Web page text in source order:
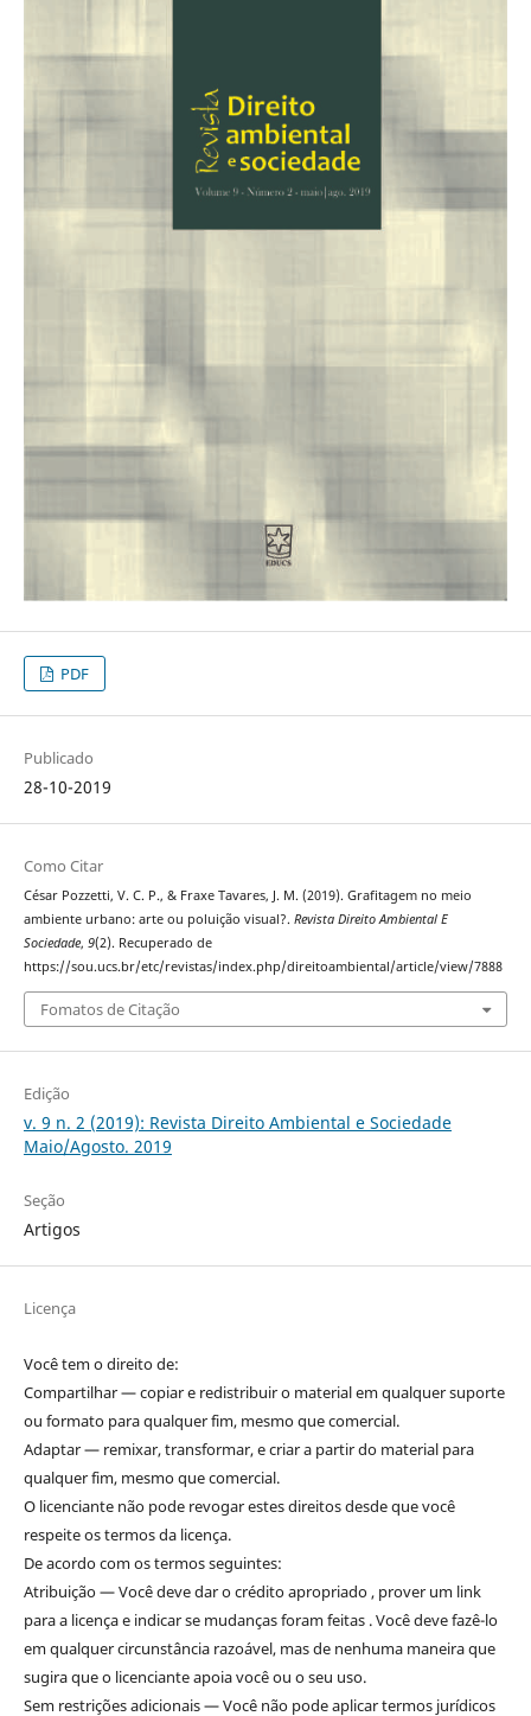
PDF
Publicado
28-10-2019
Como Citar
César Pozzetti, V. C. P., & Fraxe Tavares, J. M. (2019). Grafitagem no meio
ambiente urbano: arte ou poluição visual?. Revista Direito Ambiental E
Sociedade, 9(2). Recuperado de
https://sou.ucs.br/etc/revistas/index.php/direitoambiental/article/view/7888
Fomatos de Citação
Edição
v. 9 n. 2 (2019): Revista Direito Ambiental e Sociedade
Maio/Agosto. 2019
Seção
Artigos
Licença
Você tem o direito de:
Compartilhar — copiar e redistribuir o material em qualquer suporte
ou formato para qualquer fim, mesmo que comercial.
Adaptar — remixar, transformar, e criar a partir do material para
qualquer fim, mesmo que comercial.
O licenciante não pode revogar estes direitos desde que você
respeite os termos da licença.
De acordo com os termos seguintes:
Atribuição — Você deve dar o crédito apropriado , prover um link
para a licença e indicar se mudanças foram feitas . Você deve fazê-lo
em qualquer circunstância razoável, mas de nenhuma maneira que
sugira que o licenciante apoia você ou o seu uso.
Sem restrições adicionais — Você não pode aplicar termos jurídicos